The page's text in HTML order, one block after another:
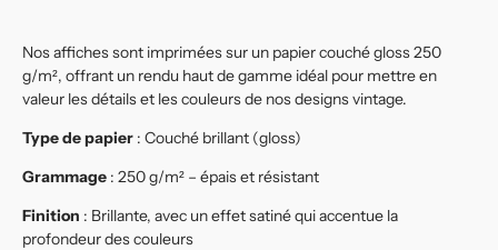
Nos affiches sont imprimées sur un papier couché gloss 250
g/m², offrant un rendu haut de gamme idéal pour mettre en
valeur les détails et les couleurs de nos designs vintage.
Type de papier : Couché brillant (gloss)
Grammage : 250 g/m² – épais et résistant
Finition : Brillante, avec un effet satiné qui accentue la
profondeur des couleurs